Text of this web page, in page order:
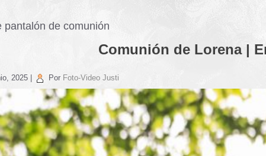
pantalón de comunión
Comunión de Lorena |
2025 Por Foto-Video Justi